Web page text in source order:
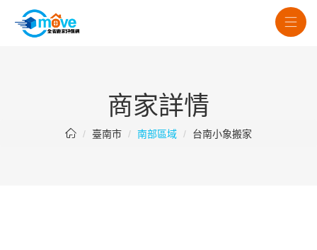
商家詳情
臺南市 南部區域 台南小象搬家